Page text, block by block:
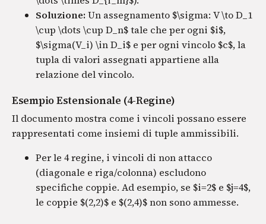
Soluzione: Un assegnamento $\sigma: V \to D_1
\cup \dots \cup D_n$ tale che per ogni $i$,
$\sigma(V_i) \in D_i$ e per ogni vincolo $c$, la
tupla di valori assegnati appartiene alla
relazione del vincolo.
Esempio Estensionale (4-Regine)
Il documento mostra come i vincoli possano essere
rappresentati come insiemi di tuple ammissibili.
Per le 4 regine, i vincoli di non attacco
(diagonale e riga/colonna) escludono
specifiche coppie. Ad esempio, se $i=2$ e $j=4$,
le coppie $(2,2)$ e $(2,4)$ non sono ammesse.